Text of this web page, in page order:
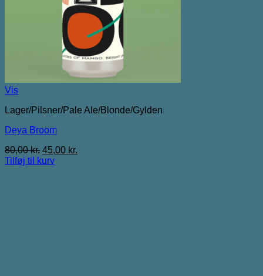
Vis
Lager/Pilsner/Pale Ale/Blonde/Gylden
Deya Broom
80,00kr. Den
oprindelige
45,00 kr.
Tilføj til kurv